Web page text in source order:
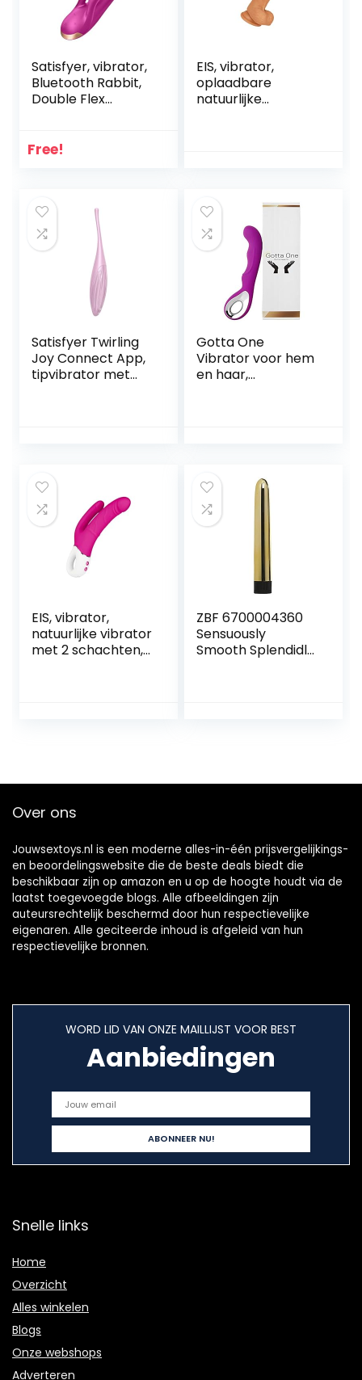
Satisfyer, vibrator,
Bluetooth Rabbit,
Double Flex
motoren, gemaakt
waterdicht,
kleur:Purper
Free!
EIS, vibrator,
oplaadbare
natuurlijke
Satisfyer Twirling
Joy Connect App,
tipvibrator met
Gotta One
Vibrator voor hem
en haar,
realistisch
seksspeeltje
erotiek
massageapparaat
EIS, vibrator,
natuurlijke vibrator
met 2 schachten,
ZBF 6700004360
Sensuously
Smooth Splendidly
Over ons
Jouwsextoys.nl is een moderne alles-in-één prijsvergelijkings-
en beoordelingswebsite die de beste deals biedt die
beschikbaar zijn op amazon en u op de hoogte houdt via de
laatst toegevoegde blogs. Alle afbeeldingen zijn
auteursrechtelijk beschermd door hun respectievelijke
eigenaren. Alle geciteerde inhoud is afgeleid van hun
respectievelijke bronnen.
WORD LID VAN ONZE MAILLIJST VOOR BEST
Aanbiedingen
Snelle links
Home
Overzicht
Alles winkelen
Blogs
Onze webshops
Adverteren